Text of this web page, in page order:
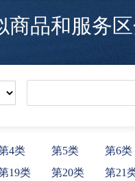
品和服务区
4类 第5类
第6类
19类 第20类
第21